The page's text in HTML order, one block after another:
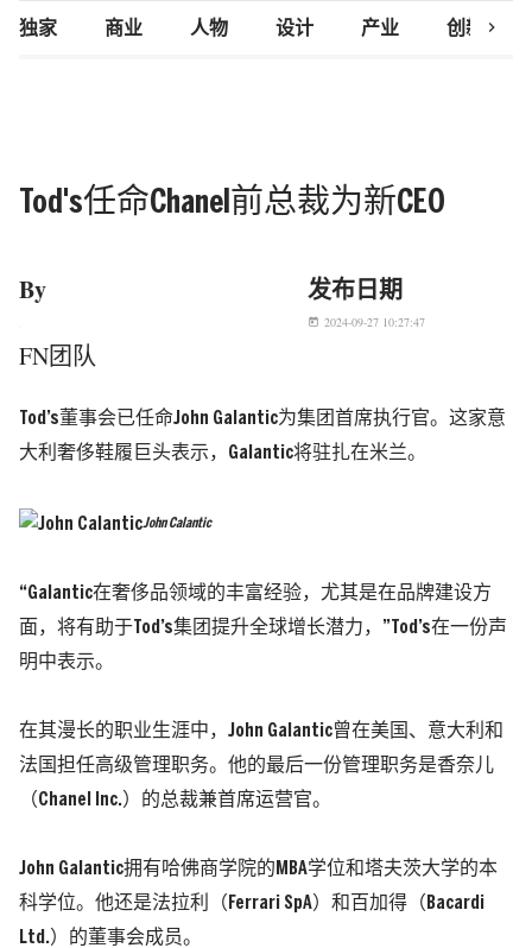
独家 商业 人物 设计 产业 创新研究
chevron_right
Tod's任命Chanel前总裁为新CEO
By
FN团队
发布日期
today 2024-09-27 10:27:47
Tod’s董事会已任命John Galantic为集团首席执行官。这家意
大利奢侈鞋履巨头表示，Galantic将驻扎在米兰。
John Calantic
“Galantic在奢侈品领域的丰富经验，尤其是在品牌建设方
面，将有助于Tod’s集团提升全球增长潜力，”Tod’s在一份声
明中表示。
在其漫长的职业生涯中， John Galantic曾在美国、意大利和
法国担任高级管理职务。他的最后一份管理职务是香奈儿
（Chanel Inc.）的总裁兼首席运营官。
John Galantic拥有哈佛商学院的MBA学位和塔夫茨大学的本
科学位。 他还是法拉利（Ferrari SpA）和百加得（Bacardi
Ltd.）的董事会成员。